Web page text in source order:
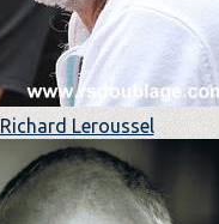
Richard Leroussel